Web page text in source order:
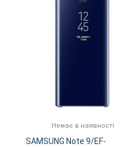
Немає в наявності
SAMSUNG Note 9/EF-